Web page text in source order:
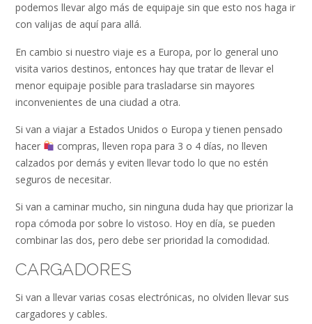
podemos llevar algo más de equipaje sin que esto nos haga ir
con valijas de aquí para allá.
En cambio si nuestro viaje es a Europa, por lo general uno
visita varios destinos, entonces hay que tratar de llevar el
menor equipaje posible para trasladarse sin mayores
inconvenientes de una ciudad a otra.
Si van a viajar a Estados Unidos o Europa y tienen pensado
hacer
compras, lleven ropa para 3 o 4 días, no lleven
calzados por demás y eviten llevar todo lo que no estén
seguros de necesitar.
Si van a caminar mucho, sin ninguna duda hay que priorizar la
ropa cómoda por sobre lo vistoso. Hoy en día, se pueden
combinar las dos, pero debe ser prioridad la comodidad.
CARGADORES
Si van a llevar varias cosas electrónicas, no olviden llevar sus
cargadores y cables.